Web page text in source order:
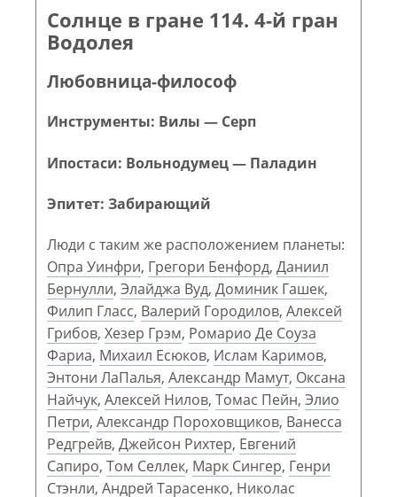
Солнце в гране 114. 4-й гран
Водолея
Любовница-философ
Инструменты: Вилы — Серп
Ипостаси: Вольнодумец — Паладин
Эпитет: Забирающий
Люди с таким же расположением планеты:
Опра Уинфри, Грегори Бенфорд, Даниил
Бернулли, Элайджа Вуд, Доминик Гашек,
Филип Гласс, Валерий Городилов, Алексей
Грибов, Хезер Грэм, Ромарио Де Соуза
Фариа, Михаил Есюков, Ислам Каримов,
Энтони ЛаПалья, Александр Мамут, Оксана
Найчук, Алексей Нилов, Томас Пейн, Элио
Петри, Александр Пороховщиков, Ванесса
Редгрейв, Джейсон Рихтер, Евгений
Сапиро, Том Селлек, Марк Сингер, Генри
Стэнли, Андрей Тарасенко, Николас